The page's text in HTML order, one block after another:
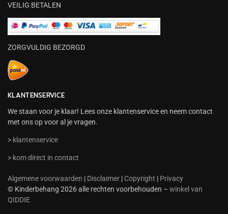
VEILIG BETALEN
ZORGVULDIG BEZORGD
KLANTENSERVICE
We staan voor je klaar! Lees onze klantenservice en neem contact
met ons op voor al je vragen.
> klantenservice
> kom direct in contact
Algemene voorwaarden | Disclaimer | Copyright | Privacy
© Kinderbehang 2026 alle rechten voorbehouden – winkel van
QIDDIE